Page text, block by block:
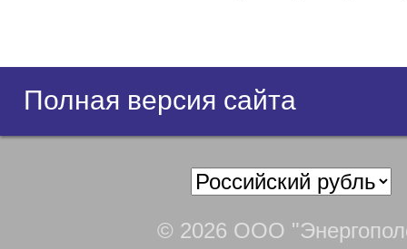
Полная версия сайта
© 2026 ООО